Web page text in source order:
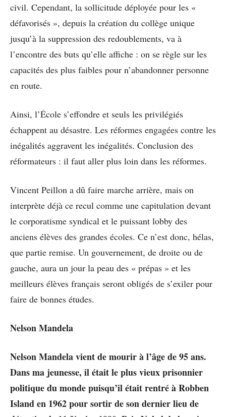
civil. Cependant, la sollicitude déployée pour les «
défavorisés », depuis la création du collège unique
jusqu’à la suppression des redoublements, va à
l’encontre des buts qu’elle affiche : on se règle sur les
capacités des plus faibles pour n’abandonner personne
en route.
Ainsi, l’École s’effondre et seuls les privilégiés
échappent au désastre. Les réformes engagées contre les
inégalités aggravent les inégalités. Conclusion des
réformateurs : il faut aller plus loin dans les réformes.
Vincent Peillon a dû faire marche arrière, mais on
interprète déjà ce recul comme une capitulation devant
le corporatisme syndical et le puissant lobby des
anciens élèves des grandes écoles. Ce n’est donc, hélas,
que partie remise. Un gouvernement, de droite ou de
gauche, aura un jour la peau des « prépas » et les
meilleurs élèves français seront obligés de s’exiler pour
faire de bonnes études.
Nelson Mandela
Nelson Mandela vient de mourir à l’âge de 95 ans.
Dans ma jeunesse, il était le plus vieux prisonnier
politique du monde puisqu’il était rentré à Robben
Island en 1962 pour sortir de son dernier lieu de